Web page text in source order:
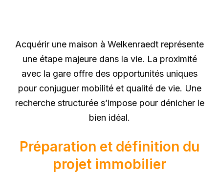
Acquérir une maison à Welkenraedt représente
une étape majeure dans la vie. La proximité
avec la gare offre des opportunités uniques
pour conjuguer mobilité et qualité de vie. Une
recherche structurée s’impose pour dénicher le
bien idéal.
Préparation et définition du
projet immobilier